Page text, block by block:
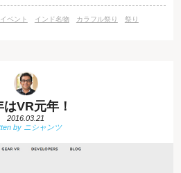
鬼を追い払う」。豆と色粉という違いは
豆まきと近しいような感じがします。日
ベント インド名物 カラフル祭り
祭り
はVR元年！
2016.03.21